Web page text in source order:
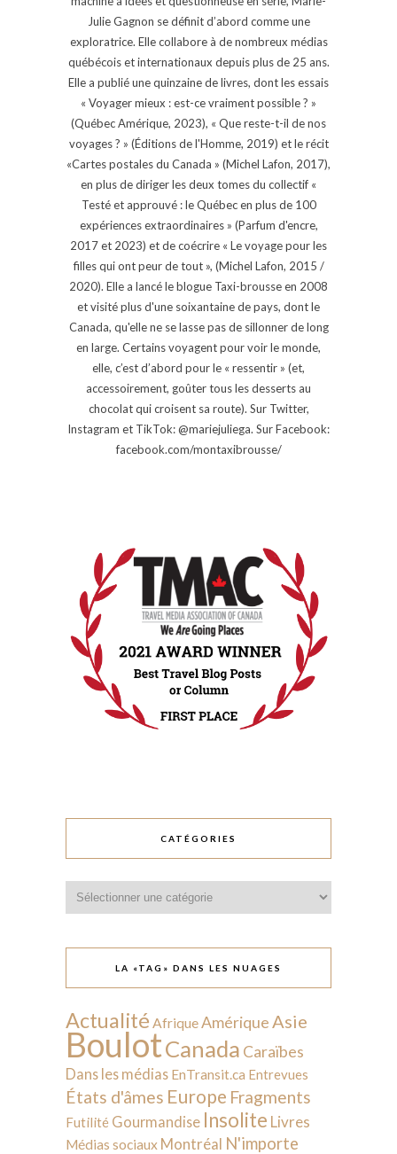
Julie Gagnon se définit d’abord comme une
exploratrice. Elle collabore à de nombreux médias
québécois et internationaux depuis plus de 25 ans.
Elle a publié une quinzaine de livres, dont les essais
« Voyager mieux : est-ce vraiment possible ? »
(Québec Amérique, 2023), « Que reste-t-il de nos
voyages ? » (Éditions de l'Homme, 2019) et le récit
«Cartes postales du Canada » (Michel Lafon, 2017),
en plus de diriger les deux tomes du collectif «
Testé et approuvé : le Québec en plus de 100
expériences extraordinaires » (Parfum d'encre,
2017 et 2023) et de coécrire « Le voyage pour les
filles qui ont peur de tout », (Michel Lafon, 2015 /
2020). Elle a lancé le blogue Taxi-brousse en 2008
et visité plus d'une soixantaine de pays, dont le
Canada, qu'elle ne se lasse pas de sillonner de long
en large. Certains voyagent pour voir le monde,
elle, c’est d’abord pour le « ressentir » (et,
accessoirement, goûter tous les desserts au
chocolat qui croisent sa route). Sur Twitter,
Instagram et TikTok: @mariejuliega. Sur Facebook:
facebook.com/montaxibrousse/
CATÉGORIES
LA «TAG» DANS LES NUAGES
Actualité AfriqueAmérique Asie
BoulotCanada Caraïbes
Dans les médias EnTransit.ca Entrevues
États d'âmes Europe Fragments
Futilité Gourmandise Insolite Livres
Médias sociaux Montréal N'importe